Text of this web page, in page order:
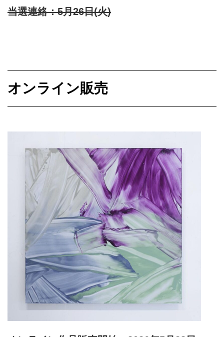
当選連絡：5月26日(火)
オンライン販売